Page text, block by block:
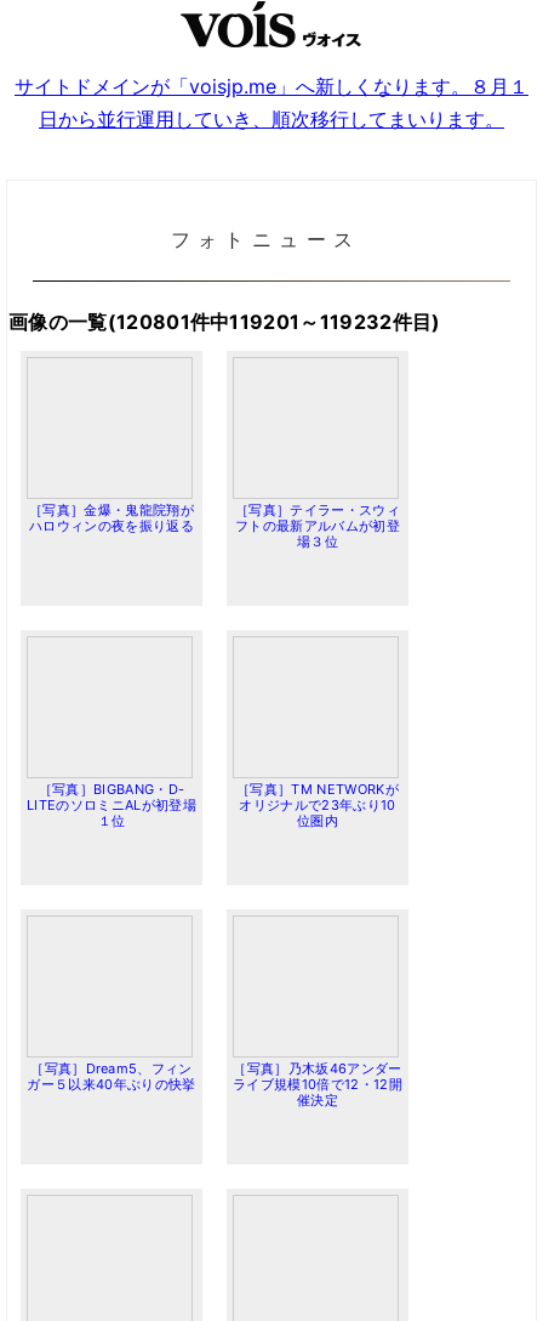
サイトドメインが「voisjp.me」へ新しくなります。８月１
日から並行運用していき、順次移行してまいります。
フォトニュース
画像の一覧(120801件中119201～119232件目)
［写真］金爆・鬼龍院翔が
ハロウィンの夜を振り返る
［写真］テイラー・スウィ
フトの最新アルバムが初登
場３位
［写真］BIGBANG・D-
LITEのソロミニALが初登場
１位
［写真］TM NETWORKが
オリジナルで23年ぶり10
位圏内
［写真］Dream5、フィン
ガー５以来40年ぶりの快挙
［写真］乃木坂46アンダー
ライブ規模10倍で12・12開
催決定